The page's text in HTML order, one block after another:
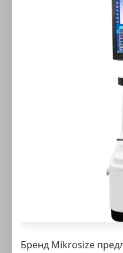
Бренд Mikrosize